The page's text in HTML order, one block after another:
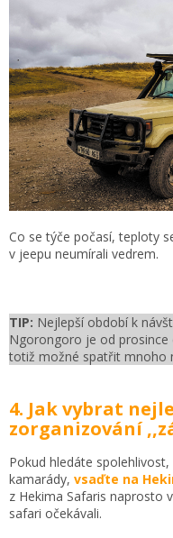
Co se týče počasí, teploty
v jeepu neumírali vedrem.
TIP: Nejlepší období k
Ngorongoro je od
totiž možné spatřit mnoho
4. Jak vybrat
zorganizování
Pokud hledáte
kamarády, vsaďte na
z Hekima Safaris naprosto
safari očekávali.